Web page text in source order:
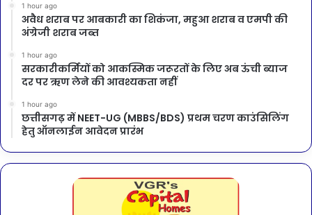
1 hour ago
अवैध शराब पर आबकारी का शिकंजा, महुआ शराब व एमपी की
अंग्रेजी शराब जब्त
1 hour ago
सरकारीकर्मियों को आकस्मिक जरूरतों के लिए अब ऊंची ब्याज
दर पर ऋण लेने की आवश्यकता नहीं
1 hour ago
छत्तीसगढ़ में NEET-UG (MBBS/BDS) प्रथम चरण काउंसिलिंग
हेतु ऑनलाईन आवेदन प्रारंभ